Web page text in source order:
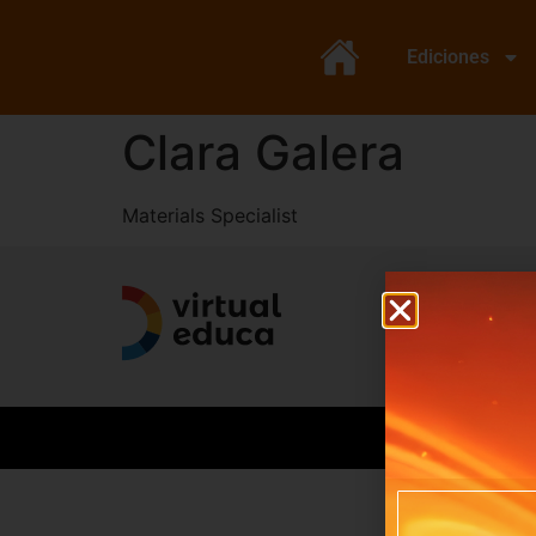
Ediciones
Clara Galera
Materials Specialist